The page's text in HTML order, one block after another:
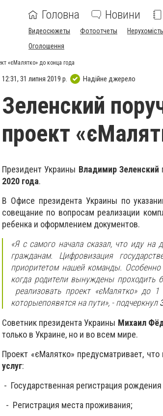
Головна Новини
Видеосюжеты Фотоотчеты Нерухомість
Оголошення
«єМалятко» до конца года
12:31, 31 липня 2019 р. Надійне джерело
Зеленский
проект
Президент Украины Владимир Зеленский
2020 года.
В Офисе президента Украины по
совещание по вопросам реализации
ребенка и оформлением документов.
«Я с самого начала сказал, что иду
гражданам. Цифровизация
приоритетом нашей команды.
когда родители вынуждены проходить
реализовать проект «єМалятко» до 1
которыепоявятся на пути», - подчеркнул
Советник президента Украины Михаил
только в Украине, но и во всем мире.
Проект «єМалятко» предусматривает,
услуг:
- Государственная регистрация рождения
- Регистрация места проживания;